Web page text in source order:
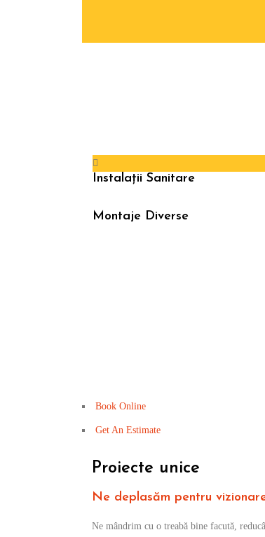
Instalații Sanitare
Montaje Diverse
Book Online
Get An Estimate
Proiecte unice
Ne deplasăm pentru
Ne mândrim cu o treabă bine facută,